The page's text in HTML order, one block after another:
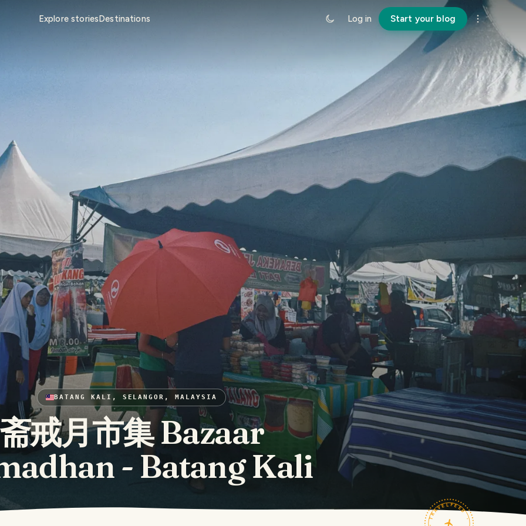
Explore storiesDestinations Log in Start your blog
BATANG KALI, SELANGOR, MALAYSIA
戒月市集 Bazaar
- Batang Kali